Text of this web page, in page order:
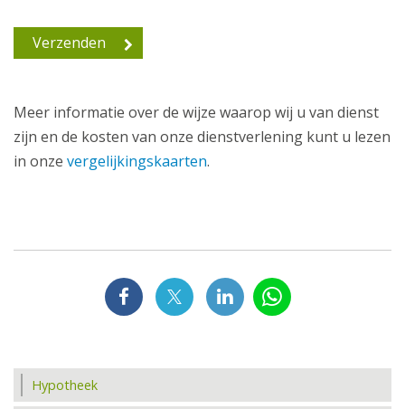
Meer informatie over de wijze waarop wij u van dienst
zijn en de kosten van onze dienstverlening kunt u lezen
in onze vergelijkingskaarten.
Hypotheek